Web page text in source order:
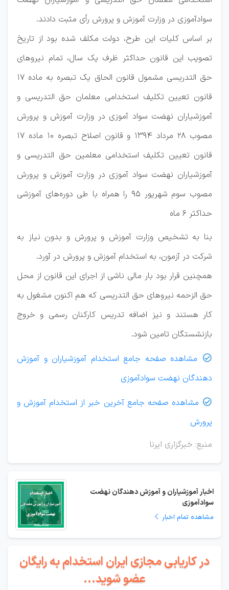
سوادآموزی در وزارت آموزش و پرورش رأی مثبت دادند.
بر اساس کلیات این طرح، دولت مکلف شده بود از تاریخ
تصویب این قانون حداکثر ظرف یک سال، تمام نیروهای
حق التدریسی مشمول قانون الحاق یک تبصره به ماده ۱۷
قانون تعیین تکلیف استخدامی معلمان حق التدریسی و
آموزشیاران نهضت سواد آموزی در وزارت آموزش و پرورش
مصوب ۲۸ مرداد ۱۳۹۴ و قانون اصلاح تبصره ۱۰ ماده ۱۷
قانون تعیین تکلیف استخدامی معلمین حق التدریسی و
آموزشیاران نهضت سواد آموزی در وزارت آموزش و پرورش
مصوب سوم شهریور ۹۵ را همراه با طی دوره‌های آموزشی
حداکثر ۶ ماه
بنا به تشخیص وزارت آموزش و پرورش و بدون نیاز به
شرکت در آزمون، به استخدام آموزش و پرورش در آورد.
همچنین قرار بود بار مالی ناشی از اجرای این قانون از محل
حق الزحمه نیروهای حق التدریسی که هم اکنون مشغول به
کار هستند و نیز اضافه تدریس کارکنان رسمی و خروج
بازنشستگان تامین شود.

مشاهده صفحه جامع استخدام آموزشیاران و آموزش
دهندگان نهضت سوادآموزی
 مشاهده صفحه جامع آخرین خبر از استخدام آموزش و
پرورش
منبع: خبرگزاری ایرنا
اخبار آموزشیاران و آموزش دهندگان نهضت
سوادآموزی
مشاهده تمام اخبار
در کاریابی مجازی ایران استخدام به رایگان
عضو شوید...